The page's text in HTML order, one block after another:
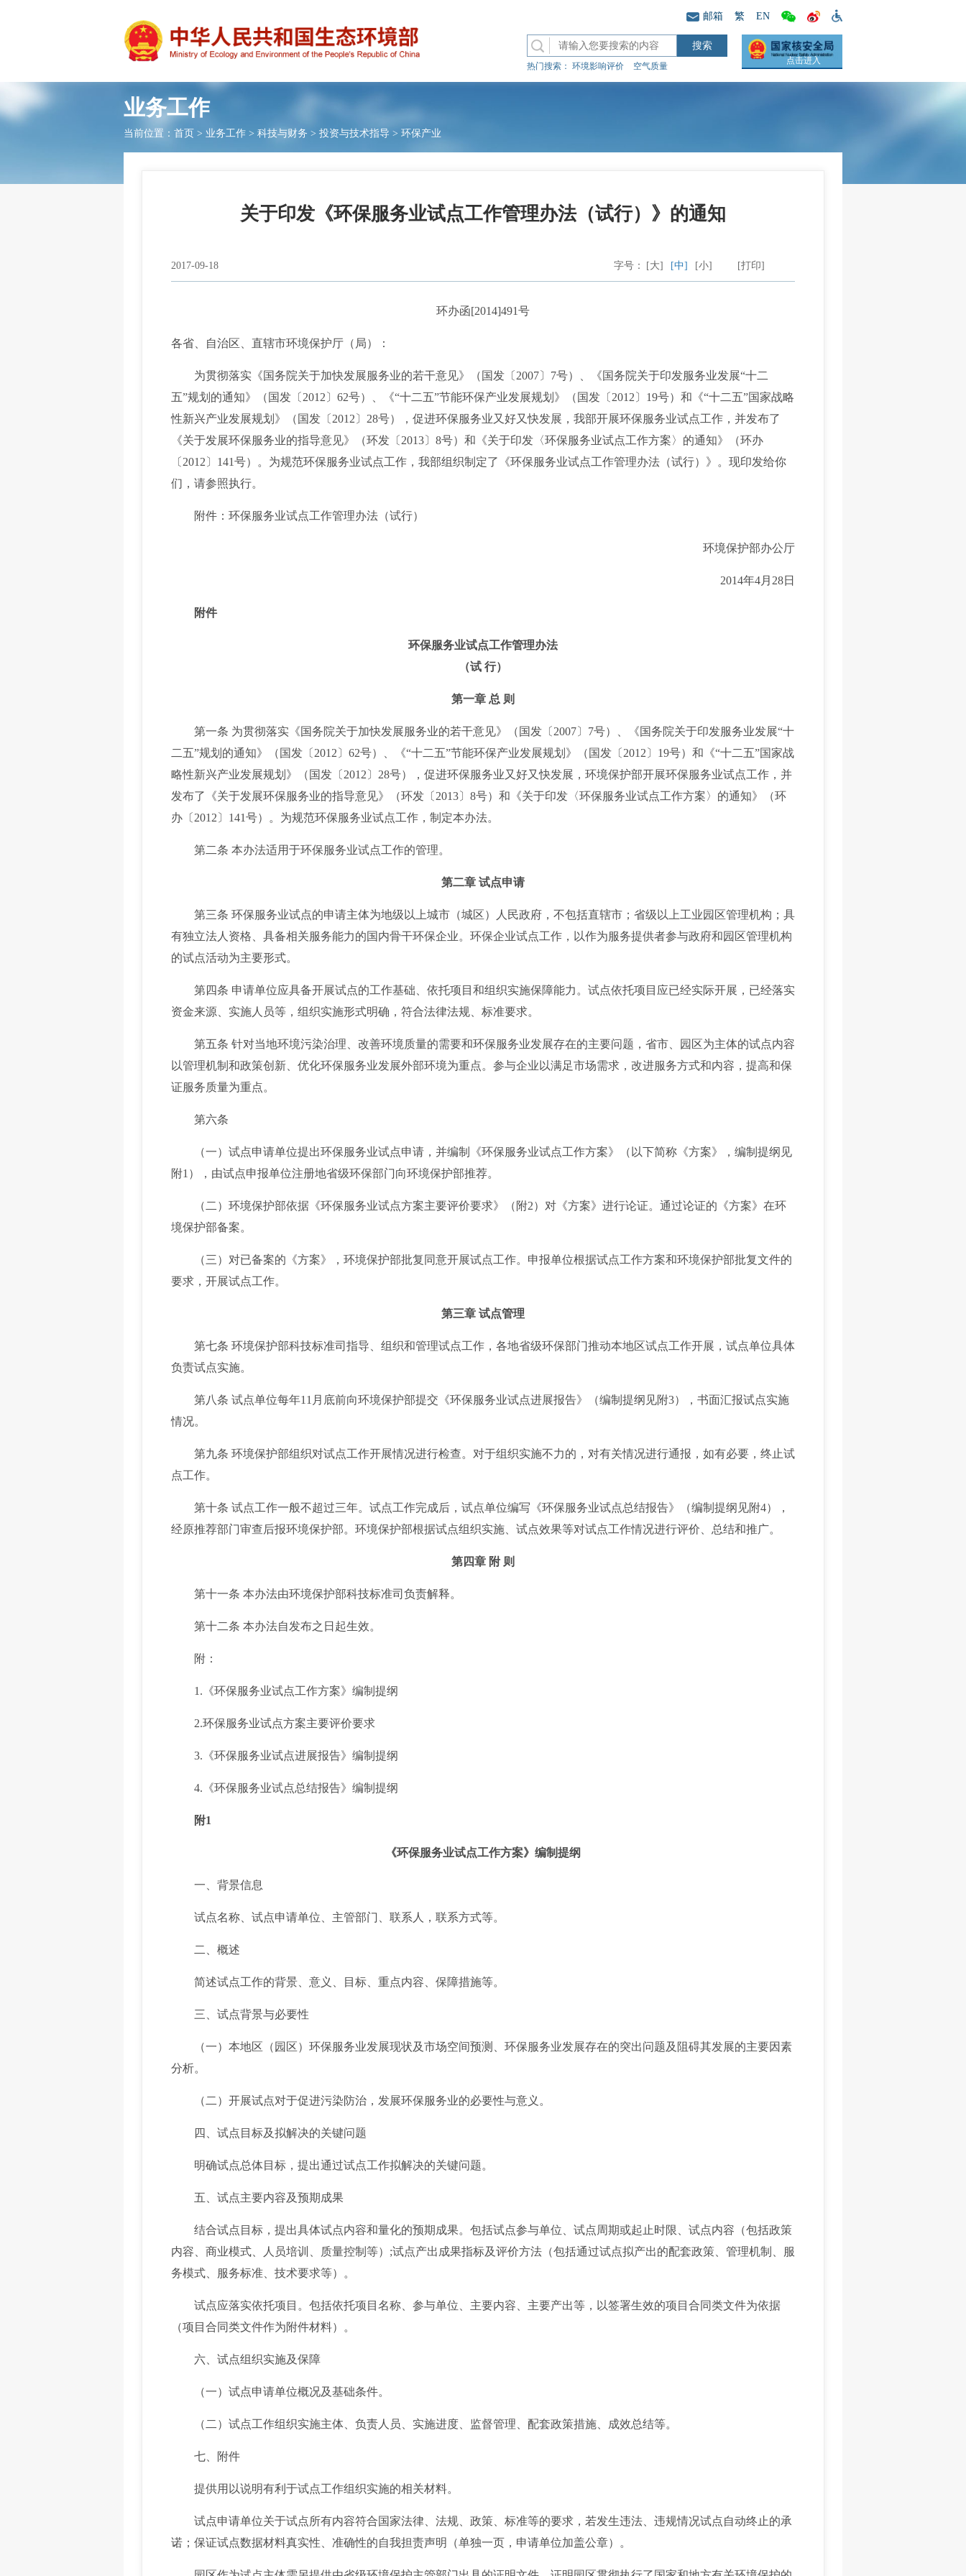
邮箱 繁 EN
热门搜索： 环境影响评价 空气质量
点击进入
业务工作
当前位置： 首页 > 业务工作 > 科技与财务 > 投资与技术指导 > 环保产业
关于印发《环保服务业试点工作管理办法（试行）》的通知
2017-09-18 [打印]
字号： [大] [中] [小]
环办函[2014]491号
各省、自治区、直辖市环境保护厅（局）：
为贯彻落实《国务院关于加快发展服务业的若干意见》（国发〔2007〕7号）、《国务院关于印发服务业发展“十二
五”规划的通知》（国发〔2012〕62号）、《“十二五”节能环保产业发展规划》（国发〔2012〕19号）和《“十二五”国家战略
性新兴产业发展规划》（国发〔2012〕28号），促进环保服务业又好又快发展，我部开展环保服务业试点工作，并发布了
《关于发展环保服务业的指导意见》（环发〔2013〕8号）和《关于印发〈环保服务业试点工作方案〉的通知》（环办
〔2012〕141号）。为规范环保服务业试点工作，我部组织制定了《环保服务业试点工作管理办法（试行）》。现印发给你
们，请参照执行。
附件：环保服务业试点工作管理办法（试行）
环境保护部办公厅
2014年4月28日
附件
环保服务业试点工作管理办法
（试 行）
第一章 总 则
第一条 为贯彻落实《国务院关于加快发展服务业的若干意见》（国发〔2007〕7号）、《国务院关于印发服务业发展“十
二五”规划的通知》（国发〔2012〕62号）、《“十二五”节能环保产业发展规划》（国发〔2012〕19号）和《“十二五”国家战
略性新兴产业发展规划》（国发〔2012〕28号），促进环保服务业又好又快发展，环境保护部开展环保服务业试点工作，并
发布了《关于发展环保服务业的指导意见》（环发〔2013〕8号）和《关于印发〈环保服务业试点工作方案〉的通知》（环
办〔2012〕141号）。为规范环保服务业试点工作，制定本办法。
第二条 本办法适用于环保服务业试点工作的管理。
第二章 试点申请
第三条 环保服务业试点的申请主体为地级以上城市（城区）人民政府，不包括直辖市；省级以上工业园区管理机构；具
有独立法人资格、具备相关服务能力的国内骨干环保企业。环保企业试点工作，以作为服务提供者参与政府和园区管理机构
的试点活动为主要形式。
第四条 申请单位应具备开展试点的工作基础、依托项目和组织实施保障能力。试点依托项目应已经实际开展，已经落实
资金来源、实施人员等，组织实施形式明确，符合法律法规、标准要求。
第五条 针对当地环境污染治理、改善环境质量的需要和环保服务业发展存在的主要问题，省市、园区为主体的试点内容
以管理机制和政策创新、优化环保服务业发展外部环境为重点。参与企业以满足市场需求，改进服务方式和内容，提高和保
证服务质量为重点。
第六条
（一）试点申请单位提出环保服务业试点申请，并编制《环保服务业试点工作方案》（以下简称《方案》，编制提纲见
附1），由试点申报单位注册地省级环保部门向环境保护部推荐。
（二）环境保护部依据《环保服务业试点方案主要评价要求》（附2）对《方案》进行论证。通过论证的《方案》在环
境保护部备案。
（三）对已备案的《方案》，环境保护部批复同意开展试点工作。申报单位根据试点工作方案和环境保护部批复文件的
要求，开展试点工作。
第三章 试点管理
第七条 环境保护部科技标准司指导、组织和管理试点工作，各地省级环保部门推动本地区试点工作开展，试点单位具体
负责试点实施。
第八条 试点单位每年11月底前向环境保护部提交《环保服务业试点进展报告》（编制提纲见附3），书面汇报试点实施
情况。
第九条 环境保护部组织对试点工作开展情况进行检查。对于组织实施不力的，对有关情况进行通报，如有必要，终止试
点工作。
第十条 试点工作一般不超过三年。试点工作完成后，试点单位编写《环保服务业试点总结报告》（编制提纲见附4），
经原推荐部门审查后报环境保护部。环境保护部根据试点组织实施、试点效果等对试点工作情况进行评价、总结和推广。
第四章 附 则
第十一条 本办法由环境保护部科技标准司负责解释。
第十二条 本办法自发布之日起生效。
附：
1.《环保服务业试点工作方案》编制提纲
2.环保服务业试点方案主要评价要求
3.《环保服务业试点进展报告》编制提纲
4.《环保服务业试点总结报告》编制提纲
附1
《环保服务业试点工作方案》编制提纲
一、背景信息
试点名称、试点申请单位、主管部门、联系人，联系方式等。
二、概述
简述试点工作的背景、意义、目标、重点内容、保障措施等。
三、试点背景与必要性
（一）本地区（园区）环保服务业发展现状及市场空间预测、环保服务业发展存在的突出问题及阻碍其发展的主要因素
分析。
（二）开展试点对于促进污染防治，发展环保服务业的必要性与意义。
四、试点目标及拟解决的关键问题
明确试点总体目标，提出通过试点工作拟解决的关键问题。
五、试点主要内容及预期成果
结合试点目标，提出具体试点内容和量化的预期成果。包括试点参与单位、试点周期或起止时限、试点内容（包括政策
内容、商业模式、人员培训、质量控制等）;试点产出成果指标及评价方法（包括通过试点拟产出的配套政策、管理机制、服
务模式、服务标准、技术要求等）。
试点应落实依托项目。包括依托项目名称、参与单位、主要内容、主要产出等，以签署生效的项目合同类文件为依据
（项目合同类文件作为附件材料）。
六、试点组织实施及保障
（一）试点申请单位概况及基础条件。
（二）试点工作组织实施主体、负责人员、实施进度、监督管理、配套政策措施、成效总结等。
七、附件
提供用以说明有利于试点工作组织实施的相关材料。
试点申请单位关于试点所有内容符合国家法律、法规、政策、标准等的要求，若发生违法、违规情况试点自动终止的承
诺；保证试点数据材料真实性、准确性的自我担责声明（单独一页，申请单位加盖公章）。